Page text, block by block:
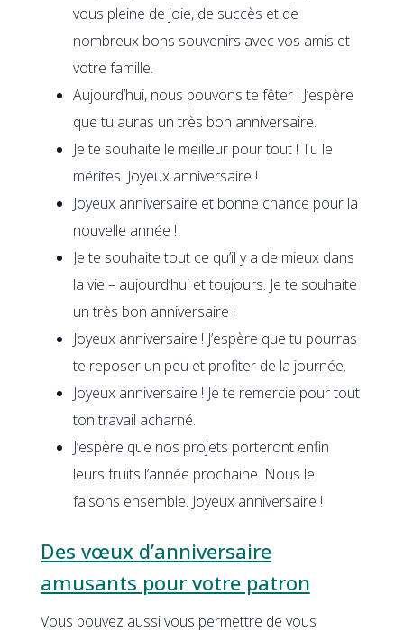
vous pleine de joie, de succès et de
nombreux bons souvenirs avec vos amis et
votre famille.
Aujourd’hui, nous pouvons te fêter ! J’espère
que tu auras un très bon anniversaire.
Je te souhaite le meilleur pour tout ! Tu le
mérites. Joyeux anniversaire !
Joyeux anniversaire et bonne chance pour la
nouvelle année !
Je te souhaite tout ce qu’il y a de mieux dans
la vie – aujourd’hui et toujours. Je te souhaite
un très bon anniversaire !
Joyeux anniversaire ! J’espère que tu pourras
te reposer un peu et profiter de la journée.
Joyeux anniversaire ! Je te remercie pour tout
ton travail acharné.
J’espère que nos projets porteront enfin
leurs fruits l’année prochaine. Nous le
faisons ensemble. Joyeux anniversaire !
Des vœux d’anniversaire
amusants pour votre patron
Vous pouvez aussi vous permettre de vous